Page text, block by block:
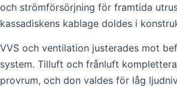
och strömförsörjning för framtida
kassadiskens kablage doldes i
VVS och ventilation justerades mot
system. Tilluft och frånluft
provrum, och don valdes för låg